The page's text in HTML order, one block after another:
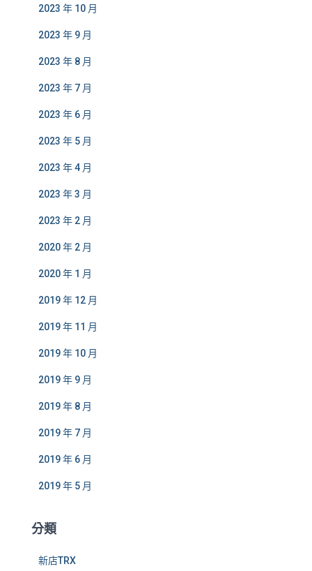
2023 年 10 月
2023 年 9 月
2023 年 8 月
2023 年 7 月
2023 年 6 月
2023 年 5 月
2023 年 4 月
2023 年 3 月
2023 年 2 月
2020 年 2 月
2020 年 1 月
2019 年 12 月
2019 年 11 月
2019 年 10 月
2019 年 9 月
2019 年 8 月
2019 年 7 月
2019 年 6 月
2019 年 5 月
分類
新店TRX